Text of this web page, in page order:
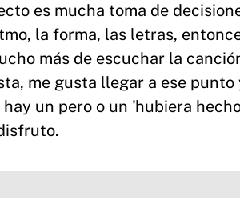
es mucha toma de
la forma, las letras,
más de escuchar la
me gusta llegar a ese punto
un pero o un 'hubiera